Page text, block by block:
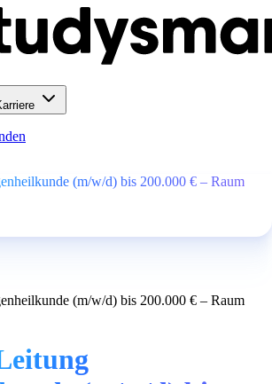
(m/w/d) bis 200.000 € – Raum
(m/w/d) bis 200.000 € – Raum